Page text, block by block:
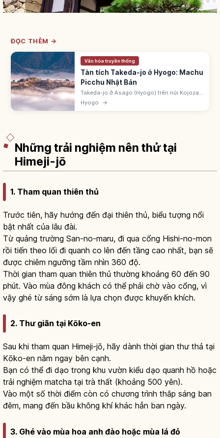
ĐỌC THÊM →
Văn hóa truyền thống
Tàn tích Takeda-jo ở Hyogo: Machu
Picchu Nhật Bản
Takeda-jo ở Asago (Hyogo) trên núi Kojozan
353,7m, gọi 'Machu Picchu Nhật Bản'.
Yamana Sozen xây ~1443. Biển mây tháng
Hyogo →
Những trải nghiệm nên thử tại
Himeji-jō
1. Tham quan thiên thủ
Trước tiên, hãy hướng đến đại thiên thủ, biểu tượng nổi
bật nhất của lâu đài.
Từ quảng trường San-no-maru, đi qua cổng Hishi-no-mon
rồi tiến theo lối đi quanh co lên đến tầng cao nhất, bạn sẽ
được chiêm ngưỡng tầm nhìn 360 độ.
Thời gian tham quan thiên thủ thường khoảng 60 đến 90
phút. Vào mùa đông khách có thể phải chờ vào cổng, vì
vậy ghé từ sáng sớm là lựa chọn được khuyến khích.
2. Thư giãn tại Kōko-en
Sau khi tham quan Himeji-jō, hãy dành thời gian thư thả tại
Kōko-en nằm ngay bên cạnh.
Bạn có thể đi dạo trong khu vườn kiểu dạo quanh hồ hoặc
trải nghiệm matcha tại trà thất (khoảng 500 yên).
Vào một số thời điểm còn có chương trình thắp sáng ban
đêm, mang đến bầu không khí khác hẳn ban ngày.
3. Ghé vào mùa hoa anh đào hoặc mùa lá đỏ